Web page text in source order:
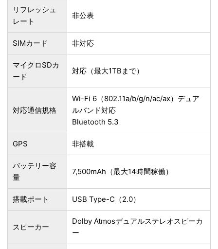
リフレッシュ
レート
非公表
SIMカード 非対応
マイクロSDカ
ード
対応（最大1TBまで）
対応通信規格
Wi-Fi 6（802.11a/b/g/n/ac/ax）デュア
ルバンド対応
Bluetooth 5.3
GPS 非搭載
バッテリー容
量
7,500mAh（最大14時間稼働）
搭載ポート USB Type-C（2.0）
スピーカー
Dolby Atmosデュアルステレオスピーカ
ー